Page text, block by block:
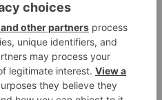
Umgang mit
mit starkem